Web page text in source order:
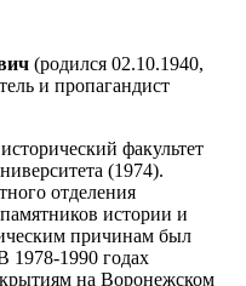
(родился 02.10.1940,
и пропагандист
факультет
(1974).
отделения
истории и
причинам был
1978-1990 годах
на Воронежском